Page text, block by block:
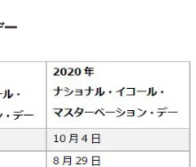
ー